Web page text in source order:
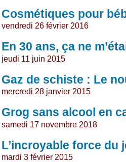
Cosmétiques pour
vendredi 26 février 2016
En 30 ans, ça ne
jeudi 11 juin 2015
Gaz de schiste : Le
mercredi 28 janvier 2015
Grog sans alcool en
samedi 17 novembre 2018
L’incroyable force du
mardi 3 février 2015